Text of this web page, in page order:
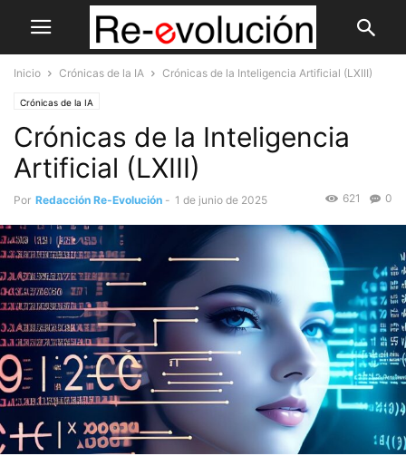
Inicio Crónicas de la IA Crónicas de la Inteligencia Artificial (LXIII)
Crónicas de la IA
Crónicas de la Inteligencia
Artificial (LXIII)
Por Redacción Re-Evolución - 1 de junio de 2025 0
621